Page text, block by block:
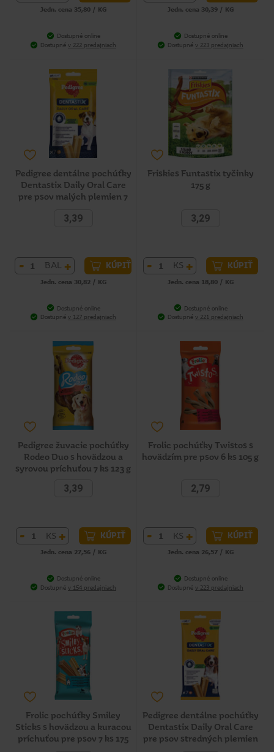
Jedn. cena 35,80 / KG
Dostupné online
Dostupné v 222 predajniach
Jedn. cena 30,39 / KG
Dostupné online
Dostupné v 223 predajniach
Pedigree dentálne pochúťky
Dentastix Daily Oral Care
pre psov malých plemien 7
3,39
- BAL + KÚPIŤ
Jedn. cena 30,82 / KG
Dostupné online
Dostupné v 127 predajniach
Friskies Funtastix tyčinky
175 g
3,29
- KS + KÚPIŤ
Jedn. cena 18,80 / KG
Dostupné online
Dostupné v 221 predajniach
Pedigree žuvacie pochúťky
Rodeo Duo s hovädzou a
syrovou príchuťou 7 ks 123 g
3,39
- KS + KÚPIŤ
Jedn. cena 27,56 / KG
Dostupné online
Dostupné v 154 predajniach
Frolic pochúťky Twistos s
hovädzím pre psov 6 ks 105 g
2,79
- KS + KÚPIŤ
Jedn. cena 26,57 / KG
Dostupné online
Dostupné v 223 predajniach
Frolic pochúťky Smiley
Sticks s hovädzou a kuracou
príchuťou pre psov 7 ks 175
Pedigree dentálne pochúťky
Dentastix Daily Oral Care
pre psov stredných plemien